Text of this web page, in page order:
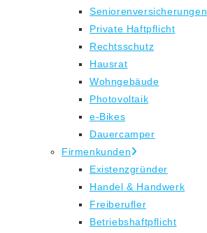
Seniorenversicherungen
Private Haftpflicht
Rechtsschutz
Hausrat
Wohngebäude
Photovoltaik
e-Bikes
Dauercamper
Firmenkunden
Existenzgründer
Handel & Handwerk
Freiberufler
Betriebshaftpflicht